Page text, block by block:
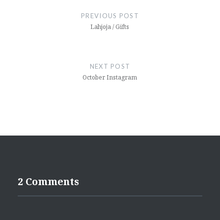
PREVIOUS POST
Lahjoja / Gifts
NEXT POST
October Instagram
2 Comments